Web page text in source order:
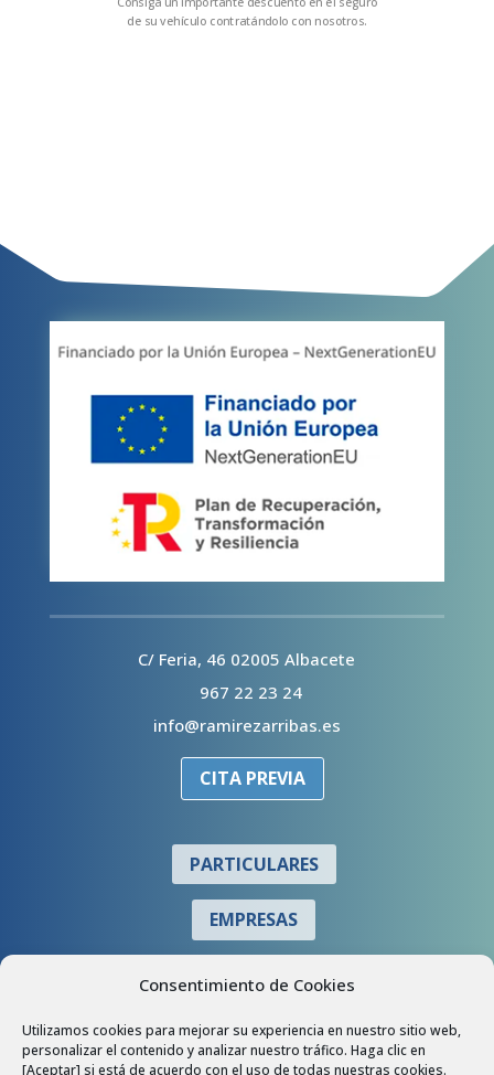
Consentimiento de Cookies
Utilizamos cookies para mejorar su experiencia en nuestro sitio web,
personalizar el contenido y analizar nuestro tráfico. Haga clic en
[Aceptar] si está de acuerdo con el uso de todas nuestras cookies.
de su vehículo contratándolo con nosotros.
C/ Feria, 46 02005 Albacete
967 22 23 24
info@ramirezarribas.es
CITA PREVIA
PARTICULARES
EMPRESAS
COLABORADORES